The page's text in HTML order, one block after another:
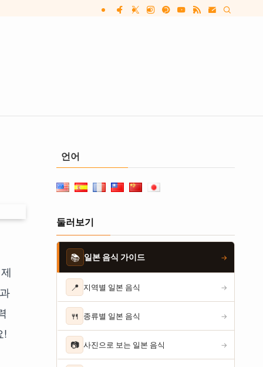
!
언어
둘러보기
📚 일본 음식 가이드 →
📍 지역별 일본 음식 →
🍴 종류별 일본 음식 →
📷 사진으로 보는 일본 음식 →